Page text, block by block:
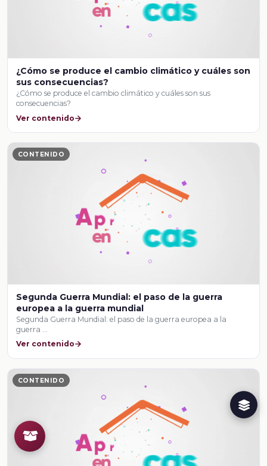
¿Cómo se produce el cambio climático y cuáles son
sus consecuencias?
¿Cómo se produce el cambio climático y cuáles son sus
consecuencias?
Ver contenido
CONTENIDO
Segunda Guerra Mundial: el paso de la guerra
europea a la guerra mundial
Segunda Guerra Mundial: el paso de la guerra europea a la
guerra …
Ver contenido
CONTENIDO